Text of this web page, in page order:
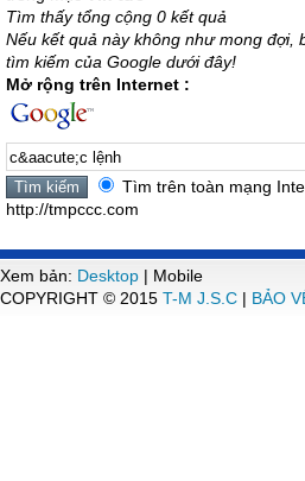
Tìm thấy tổng cộng 0 kết quả
Nếu kết quả này không như mong đợi,
tìm kiếm của Google dưới đây!
Mở rộng trên Internet :
Tìm trên toàn mạng
http://tmpccc.com
Xem bản: Desktop | Mobile
COPYRIGHT © 2015 T-M J.S.C | BẢO